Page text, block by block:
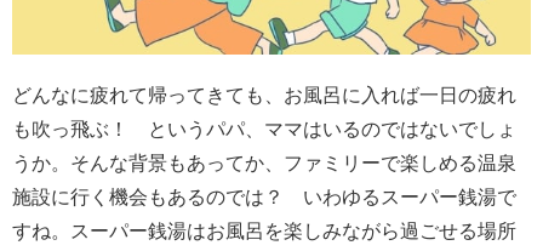
どんなに疲れて帰ってきても、お風呂に入れば一日の疲れ
も吹っ飛ぶ！ というパパ、ママはいるのではないでしょ
うか。そんな背景もあってか、ファミリーで楽しめる温泉
施設に行く機会もあるのでは？ いわゆるスーパー銭湯で
すね。スーパー銭湯はお風呂を楽しみながら過ごせる場所